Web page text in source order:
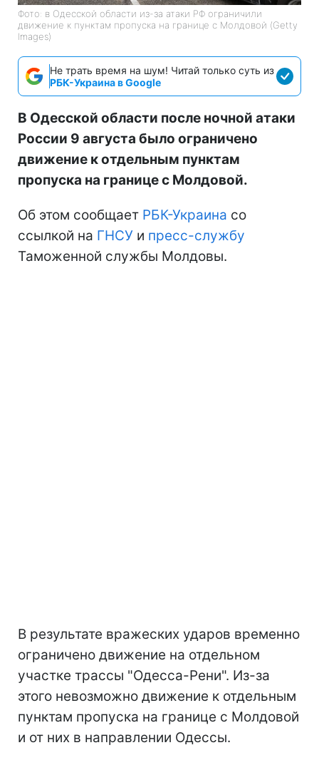
Фото: в Одесской области из-за атаки РФ ограничили
движение к пунктам пропуска на границе с Молдовой (Getty
Images)
Не трать время на шум! Читай только суть из
РБК-Украина в Google
В Одесской области после ночной атаки
России 9 августа было ограничено
движение к отдельным пунктам
пропуска на границе с Молдовой.
Об этом сообщает РБК-Украина со
ссылкой на ГНСУ и пресс-службу
Таможенной службы Молдовы.
В результате вражеских ударов временно
ограничено движение на отдельном
участке трассы "Одесса-Рени". Из-за
этого невозможно движение к отдельным
пунктам пропуска на границе с Молдовой
и от них в направлении Одессы.